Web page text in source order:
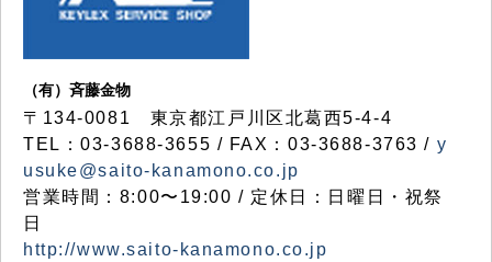
（有）斉藤金物
〒134-0081 東京都江戸川区北葛西5-4-4
TEL：03-3688-3655 / FAX：03-3688-3763 / y
usuke@saito-kanamono.co.jp
営業時間：8:00〜19:00 / 定休日：日曜日・祝祭
日
http://www.saito-kanamono.co.jp